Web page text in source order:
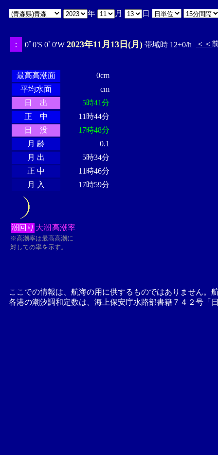
年 月 日
： 0ﾟ0'S 0ﾟ0'W 2023年11月13日(月) 帯域時 12+0/h ＜＜
最高高潮面
0cm
平均水面
cm
日 出
5時41分
正 中
11時44分
日 没
17時48分
月 齢
0.1
月 出
5時34分
正 中
11時46分
月 入
17時59分
潮回り 大潮 高潮率
※高潮率は最高高潮に
対しての率を示す。
ここでの情報は、航海の用に供するものではありません。
各港の潮汐調和定数は、海上保安庁水路部書籍７４２号「